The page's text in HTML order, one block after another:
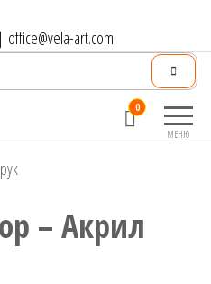
| office@vela-art.com
МЕНЮ
0
– Акрил